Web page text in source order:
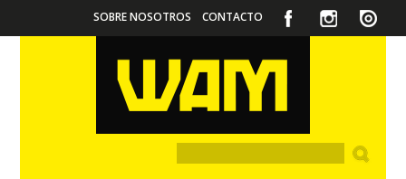
SOBRE NOSOTROS CONTACTO